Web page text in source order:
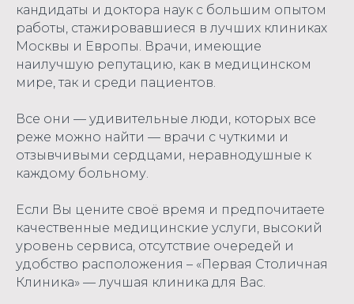
кандидаты и доктора наук с большим опытом
работы, стажировавшиеся в лучших клиниках
Москвы и Европы. Врачи, имеющие
наилучшую репутацию, как в медицинском
мире, так и среди пациентов.
Все они — удивительные люди, которых все
реже можно найти — врачи с чуткими и
отзывчивыми сердцами, неравнодушные к
каждому больному.
Если Вы цените своё время и предпочитаете
качественные медицинские услуги, высокий
уровень сервиса, отсутствие очередей и
удобство расположения – «Первая Столичная
Клиника» — лучшая клиника для Вас.